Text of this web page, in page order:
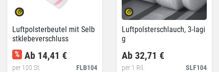
Luftpolsterbeutel mit Selb
stklebeverschluss
FLB104
% Ab 14,41 €
per 100 St.
Luftpolsterschlauch, 3-lagi
g
SLF104
Ab 32,71 €
per 1 Rll.